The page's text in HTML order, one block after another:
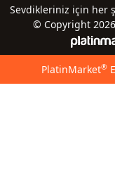
Sevdikleriniz için her
© Copyright
PlatinMarket®